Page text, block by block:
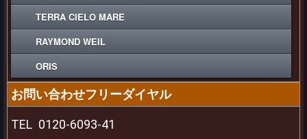
TERRA CIELO MARE
RAYMOND WEIL
ORIS
お問い合わせフリーダイヤル
TEL 0120-6093-41